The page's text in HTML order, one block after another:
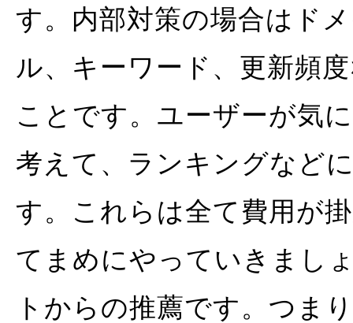
す。内部対策の場合はド
ル、キーワード、更新頻
ことです。ユーザーが気
考えて、ランキングなど
す。これらは全て費用が
てまめにやっていきまし
トからの推薦です。つま